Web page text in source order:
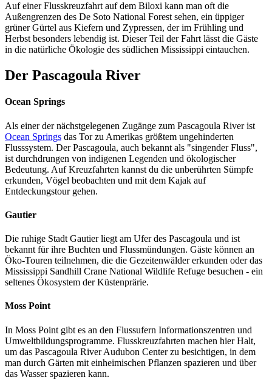
Auf einer Flusskreuzfahrt auf dem Biloxi kann man oft die
Außengrenzen des De Soto National Forest sehen, ein üppiger
grüner Gürtel aus Kiefern und Zypressen, der im Frühling und
Herbst besonders lebendig ist. Dieser Teil der Fahrt lässt die Gäste
in die natürliche Ökologie des südlichen Mississippi eintauchen.
Der Pascagoula River
Ocean Springs
Als einer der nächstgelegenen Zugänge zum Pascagoula River ist
Ocean Springs das Tor zu Amerikas größtem ungehinderten
Flusssystem. Der Pascagoula, auch bekannt als "singender Fluss",
ist durchdrungen von indigenen Legenden und ökologischer
Bedeutung. Auf Kreuzfahrten kannst du die unberührten Sümpfe
erkunden, Vögel beobachten und mit dem Kajak auf
Entdeckungstour gehen.
Gautier
Die ruhige Stadt Gautier liegt am Ufer des Pascagoula und ist
bekannt für ihre Buchten und Flussmündungen. Gäste können an
Öko-Touren teilnehmen, die die Gezeitenwälder erkunden oder das
Mississippi Sandhill Crane National Wildlife Refuge besuchen - ein
seltenes Ökosystem der Küstenprärie.
Moss Point
In Moss Point gibt es an den Flussufern Informationszentren und
Umweltbildungsprogramme. Flusskreuzfahrten machen hier Halt,
um das Pascagoula River Audubon Center zu besichtigen, in dem
man durch Gärten mit einheimischen Pflanzen spazieren und über
das Wasser spazieren kann.